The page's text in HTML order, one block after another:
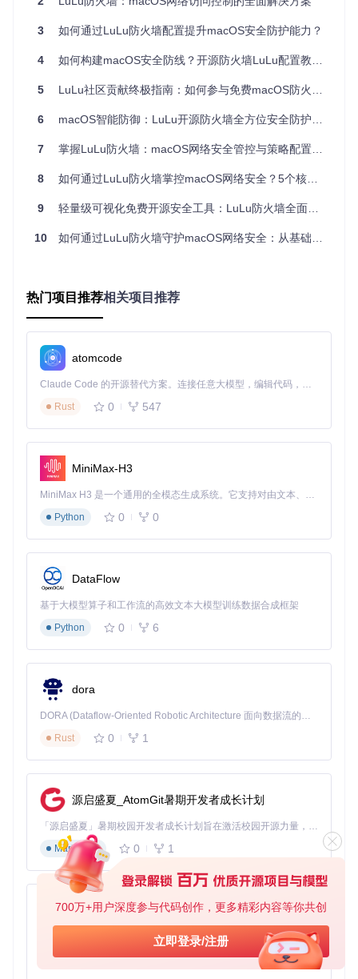
700万+用户深度参与代码创作，更多精彩内容等你共创
立即登录/注册
1.2 macOS网络安全的薄弱环节
尽管macOS内置了应用防火墙，但在实际防护中存在以下局
规则管理复杂：系统偏好设置中的防火墙配置界面功能有限
扩展支持不足：对现代网络威胁的响应更新缓慢
特性
LuLu(开
Little Snitch
macOS内置防
免费 ¥248起
免费
规则自
定义
✅
签名验
证
日志审
✅ ✅ 有限
✅ ❌ 部分开源
内存占
用
<10MB
社区支
活跃 官方支持 苹果支持
2.2 LuLu的核心竞争优势
费，其优势体现在：
透明的安全机制：开源代码允许安全社区审计，避免后门风
敏捷更新：快速响应新型网络威胁，平均漏洞修复周期<7天
三、分层防护策略：LuLu的模块化安全架构
3.1 基础防护层：网络访问控制
状态检测防火墙（通过分析网络连接状态实现精准过滤）技
术，监控所有进出网络连接，基于预定义规则允许或阻止流
量。
核心功能配置
1. 初始安装与授权
克隆项目仓库：git clone https://gitcode.com/gh
_mirrors/lu/LuLu
打开LuLu.xcodeproj项目文件
编译并运行应用，系统将请求网络扩展权限
3 如何通过LuLu防火墙配置提升macOS安全防护能力？
4 如何构建macOS安全防线？开源防火墙LuLu配置教程与隐私保护全攻略
5 LuLu社区贡献终极指南：如何参与免费macOS防火墙开源项目开发
6 macOS智能防御：LuLu开源防火墙全方位安全防护指南
7 掌握LuLu防火墙：macOS网络安全管控与策略配置指南
8 如何通过LuLu防火墙掌控macOS网络安全？5个核心策略构建坚固防护壁垒
9 轻量级可视化免费开源安全工具：LuLu防火墙全面防护指南
10 如何通过LuLu防火墙守护macOS网络安全：从基础防护到高级管理
热门项目推荐相关项目推荐
atomcode
Claude Code 的开源替代方案。连接任意大模型，编辑代码，运行命令，自动验证 — 全自动执行。用 Rust 构建，极致性能。 ｜ An open-source alternative to Claude Code. Connect any LLM, edit code, run commands, and verify changes — autonomously. Built in Rust for speed. Get Started
Rust
0 547
MiniMax-H3
MiniMax H3 是一个通用的全模态生成系统。它支持对由文本、图像、视频和音频组成的多模态上下文进行统一理解，并能生成分辨率高达 2K、时长可达 15 秒的带原生立体声音频的视频。得益于面向任务泛化的系统设计，H3 在预训练阶段就已具备广泛的多模态上下文理解与生成能力，能够出色地执行复杂的多模态指令。
Python
0 0
DataFlow
基于大模型算子和工作流的高效文本大模型训练数据合成框架
Python
0 6
dora
DORA (Dataflow-Oriented Robotic Architecture 面向数据流的机器人架构) 是为 AI 与具身智能机器人打造的高性能开发框架，以数据流范式重构开发逻辑，原生支持分布式部署与端边云协同 —— 无需复杂适配，即可实现一体端到端具身大小脑、VLA等模型部署，无缝衔接感知、推理、控制全链路，让 AI 能力与机器人动作深度融合。 依托 Rust 内核与零拷贝通信技术，它将具身大小脑、VLA等模型推理、多模态数据融合延迟压缩至微秒级，同时兼容 ROS2 生态与国产 AI 芯片，彻底降低具身智能机器人的开发门槛，让分布式部署下的 AI 赋能创新更高效、更灵活。
Rust
0 1
源启盛夏_AtomGit暑期开发者成长计划
「源启盛夏」暑期校园开发者成长计划旨在激活校园开源力量，通过积分激励、认证扶持、资源倾斜等形式，引导高校组织和开发者完成「入驻 — 建项目 — 做贡献 — 获认证 — 得资源」的完整闭环。无论你是想带领社团入驻平台的组织者，还是希望用代码贡献证明自己的开发者，都能在这里找到属于你的成长路径。
Markdown
0 1
py-xiaozhi
基于Python的Xiaozhi AI，适用于想要完整Xiaozhi体验而无需拥有专用硬件的用户。
Python
0 1